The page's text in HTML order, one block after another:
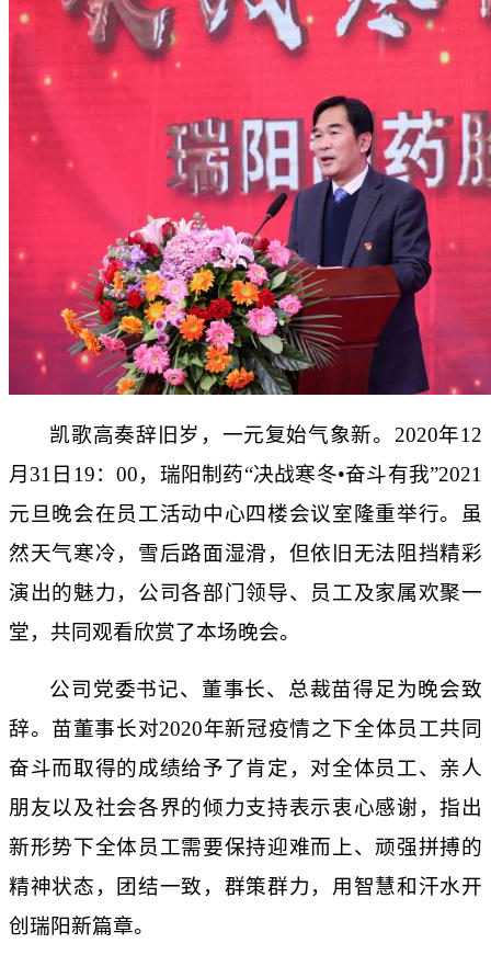
药品说明书查询
药物警戒
凯歌高奏辞旧岁，一元复始气象新。2020年12
月31日19：00，瑞阳制药“决战寒冬•奋斗有我”2021
元旦晚会在员工活动中心四楼会议室隆重举行。虽
然天气寒冷，雪后路面湿滑，但依旧无法阻挡精彩
演出的魅力，公司各部门领导、员工及家属欢聚一
堂，共同观看欣赏了本场晚会。
公司党委书记、董事长、总裁苗得足为晚会致
辞。苗董事长对2020年新冠疫情之下全体员工共同
奋斗而取得的成绩给予了肯定，对全体员工、亲人
朋友以及社会各界的倾力支持表示衷心感谢，指出
新形势下全体员工需要保持迎难而上、顽强拼搏的
精神状态，团结一致，群策群力，用智慧和汗水开
创瑞阳新篇章。